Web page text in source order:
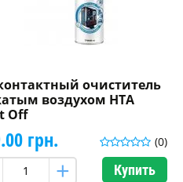
очиститель
воздухом HTA
Off
(0)
грн.
Купить